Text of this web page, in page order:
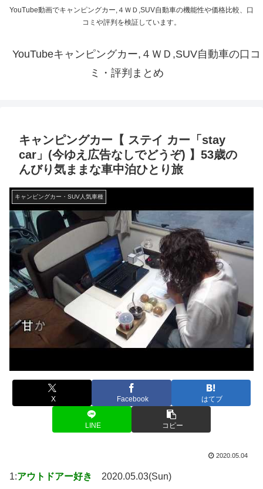
YouTube動画でキャンピングカー,４ＷＤ,SUV自動車の機能性や価格比較、口
コミや評判を検証しています。
YouTubeキャンピングカー,４ＷＤ,SUV自動車の口コ
ミ・評判まとめ
キャンピングカー【 ステイ カー「stay
car」(今ゆえ広告なしでどうぞ) 】53歳の
んびり気ままな車中泊ひとり旅
キャンピングカー・SUV人気車種
X Facebook はてブ
LINE コピー
2020.05.04
1:アウトドアー好き 2020.05.03(Sun)